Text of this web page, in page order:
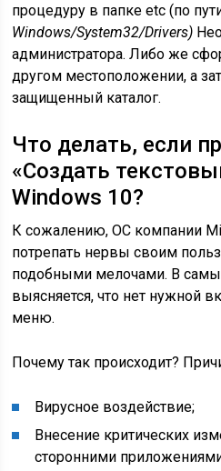
процедуру в папке etc (по
Windows/System32/Drivers)
администратора. Либо же
другом местоположении, а
защищенный каталог.
Что делать, если
«Создать
Windows 10?
К сожалению, ОС компании
потрепать нервы своим
подобными мелочами. В
выясняется, что нет нужной
меню.
Почему так происходит?
Вирусное воздействие;
Внесение критических
сторонними